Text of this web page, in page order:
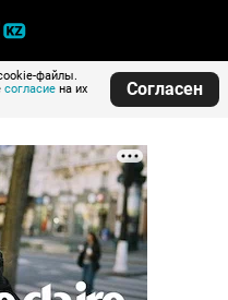
файлы.
согласие на их
Согласен